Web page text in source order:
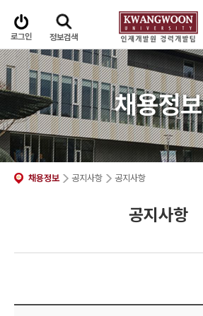
로그인 정보검색
채용정보
채용정보 공지사항 공지사항
공지사항